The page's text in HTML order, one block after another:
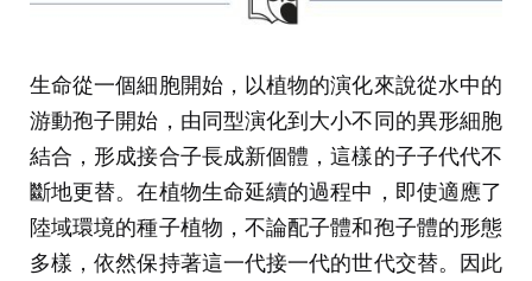
生命從一個細胞開始，以植物的演化來說從水中的
游動孢子開始，由同型演化到大小不同的異形細胞
結合，形成接合子長成新個體，這樣的子子代代不
斷地更替。在植物生命延續的過程中，即使適應了
陸域環境的種子植物，不論配子體和孢子體的形態
多樣，依然保持著這一代接一代的世代交替。因此